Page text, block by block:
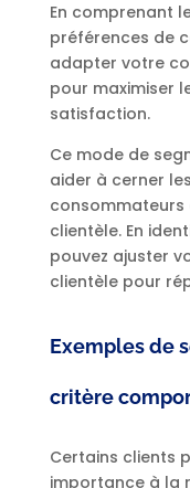
En comprenant
préférences de
adapter votre
pour maximiser
satisfaction.
Ce mode de
aider à cerner
consommateurs
clientèle. En
pouvez ajuster
clientèle pour
Exemples de
critère
Certains clients
importance à la